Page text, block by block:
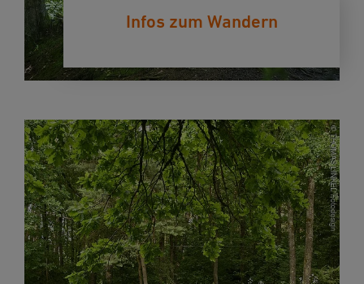
Infos zum Wandern